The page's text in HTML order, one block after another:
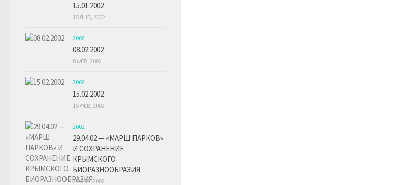
15.01.2002
15 ЯНВ, 2002
2002
08.02.2002
8 ФЕВ, 2002
2002
15.02.2002
15 ФЕВ, 2002
2002
29.04.02 — «МАРШ ПАРКОВ»
И СОХРАНЕНИЕ
КРЫМСКОГО
БИОРАЗНООБРАЗИЯ
29 АПР, 2002